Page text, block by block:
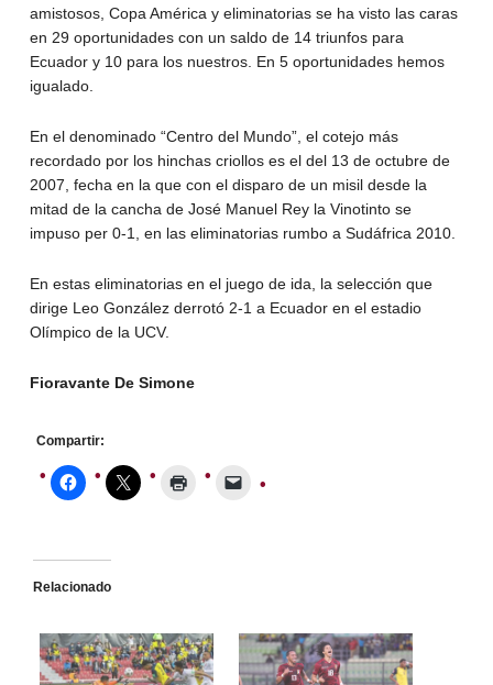
amistosos, Copa América y eliminatorias se ha visto las caras
en 29 oportunidades con un saldo de 14 triunfos para
Ecuador y 10 para los nuestros. En 5 oportunidades hemos
igualado.
En el denominado “Centro del Mundo”, el cotejo más
recordado por los hinchas criollos es el del 13 de octubre de
2007, fecha en la que con el disparo de un misil desde la
mitad de la cancha de José Manuel Rey la Vinotinto se
impuso per 0-1, en las eliminatorias rumbo a Sudáfrica 2010.
En estas eliminatorias en el juego de ida, la selección que
dirige Leo González derrotó 2-1 a Ecuador en el estadio
Olímpico de la UCV.
Fioravante De Simone
Compartir:
Relacionado